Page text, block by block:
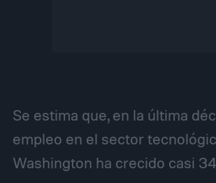
Se estima que, en la última
empleo en el sector
Washington ha crecido casi